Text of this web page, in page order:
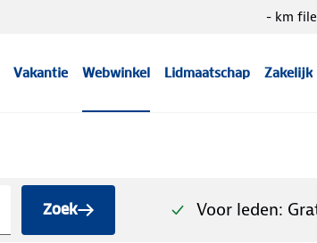
Vakantie Webwinkel Lidmaatschap Zakelijk
- km file
Zoek Voor leden: